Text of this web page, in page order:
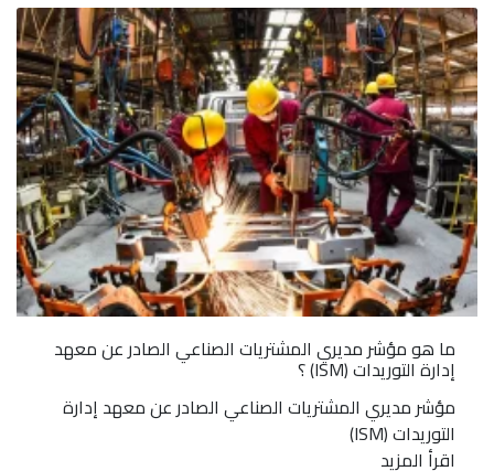
ما هو مؤشر مديري المشتريات الصناعي الصادر عن معهد
إدارة التوريدات (ISM) ؟
مؤشر مديري المشتريات الصناعي الصادر عن معهد إدارة
التوريدات (ISM)
اقرأ المزيد